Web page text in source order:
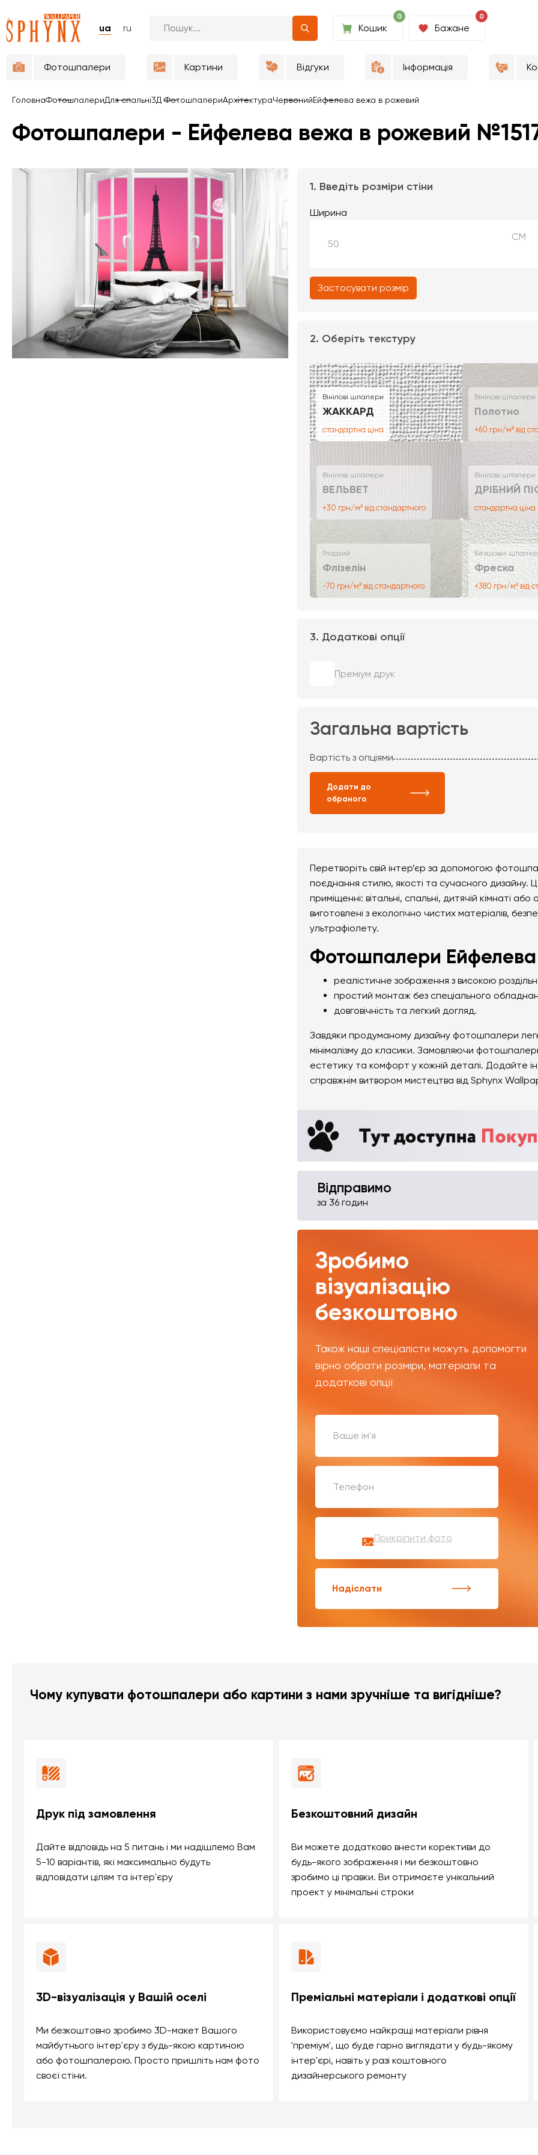
ua ru
0
Кошик
0
Бажане
Фотошпалери Картини Відгуки Інформація
ГоловнаФотошпалериДля спальні3Д ФотошпалериАрхітектураЧервонийЕйфелева вежа в рожевий
Фотошпалери - Ейфелева вежа в рожевий
1. Введіть розміри стіни
Ширина
СМ
Застосувати розмір
2. Оберіть текстуру
Вінілові шпалери
ЖАККАРД
стандартна ціна
Вінілові шпалери
Полотно
+60 грн/м² від
Вінілові шпалери
ВЕЛЬВЕТ
+30 грн/м² від стандартного
Вінілові шпалери
ДРІБНИЙ
стандартна ціна
Гладкий
Флізелін
-70 грн/м² від стандартного
Безшовні
Фреска
+380 грн/м² від
3. Додаткові опції
Преміум друк
Загальна вартість
Вартість з опціями
Додати до
обраного
Перетворіть свій інтер’єр за допомогою
поєднання стилю, якості та сучасного дизайну.
приміщенні: вітальні, спальні, дитячій кімнаті
виготовлені з екологічно чистих матеріалів,
ультрафіолету.
Фотошпалери
реалістичне зображення з високою
простий монтаж без спеціального
довговічність та легкий догляд.
Завдяки продуманому дизайну фотошпалери
мінімалізму до класики. Замовляючи
естетику та комфорт у кожній деталі. Додайте
справжнім витвором мистецтва від Sphynx
Відправимо
за 36 годин
Зробимо
візуалізацію
безкоштовно
Також наші спеціалісти можуть допомогти
вірно обрати розміри, матеріали та
додаткові опції
Прикріпити фото
Надіслати
Чому купувати фотошпалери або картини з нами зручніше та вигідніше?
Друк під замовлення
Дайте відповідь на 5 питань і ми надішлемо Вам
5-10 варіантів, які максимально будуть
відповідати цілям та інтер'єру
Безкоштовний дизайн
Ви можете додатково внести корективи до
будь-якого зображення і ми безкоштовно
зробимо ці правки. Ви отримаєте унікальний
проект у мінімальні строки
3D-візуалізація у Вашій оселі
Ми безкоштовно зробимо 3D-макет Вашого
майбутнього інтер'єру з будь-якою картиною
або фотошпалерою. Просто пришліть нам фото
своєї стіни.
Преміальні матеріали і додаткові опції
Використовуємо найкращі матеріали рівня
'преміум', що буде гарно виглядати у будь-якому
інтер'єрі, навіть у разі коштовного
дизайнерського ремонту